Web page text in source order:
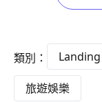
類別：
旅遊娛樂